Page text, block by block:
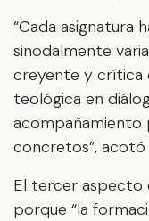
“Cada asignatura
sinodalmente
creyente y crítica
teológica en
acompañamiento
concretos”, acotó
El tercer aspecto
porque “la